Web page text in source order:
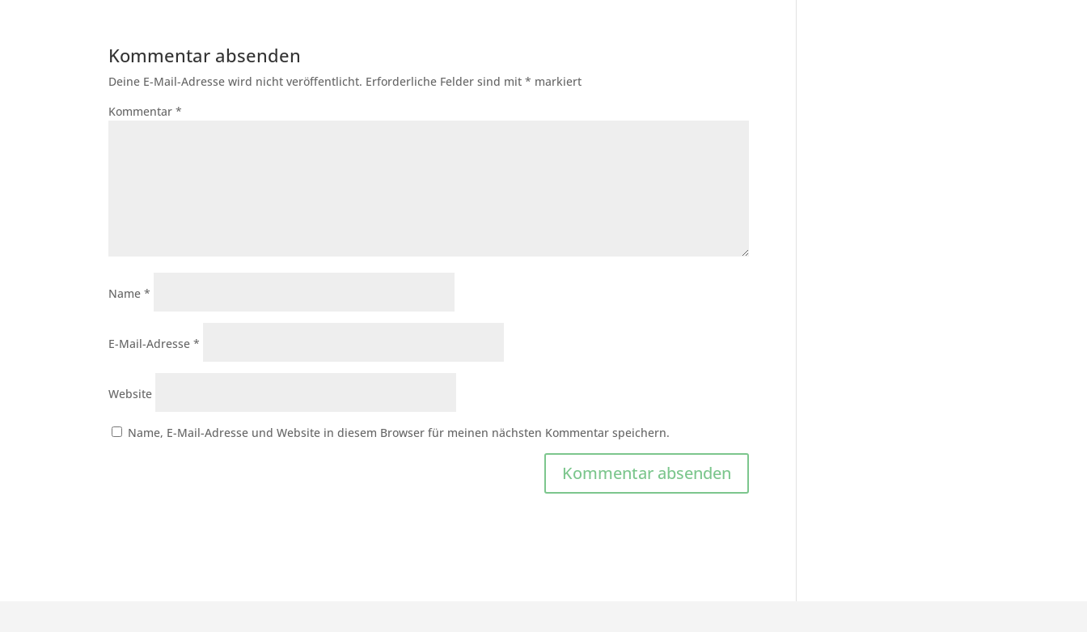
Kommentar absenden
Deine E-Mail-Adresse wird nicht veröffentlicht. Erforderliche Felder sind mit* markiert
Kommentar*
Name*
E-Mail-Adresse*
Website
Name, E-Mail-Adresse und Website in diesem Browser für meinen nächsten Kommentar speichern.